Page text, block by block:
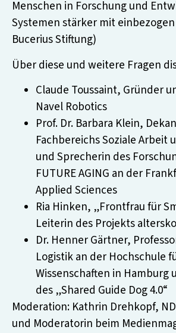
Menschen in Forschung und
Systemen stärker mit
Bucerius Stiftung)
Über diese und weitere Fragen
Claude Toussaint, Gründer
Navel Robotics
Prof. Dr. Barbara Klein,
Fachbereichs Soziale Arbeit
und Sprecherin des
FUTURE AGING an der
Applied Sciences
Ria Hinken, „Frontfrau für
Leiterin des Projekts
Dr. Henner Gärtner,
Logistik an der Hochschule
Wissenschaften in
des „Shared Guide Dog 4.0“
Moderation: Kathrin Drehkopf,
und Moderatorin beim